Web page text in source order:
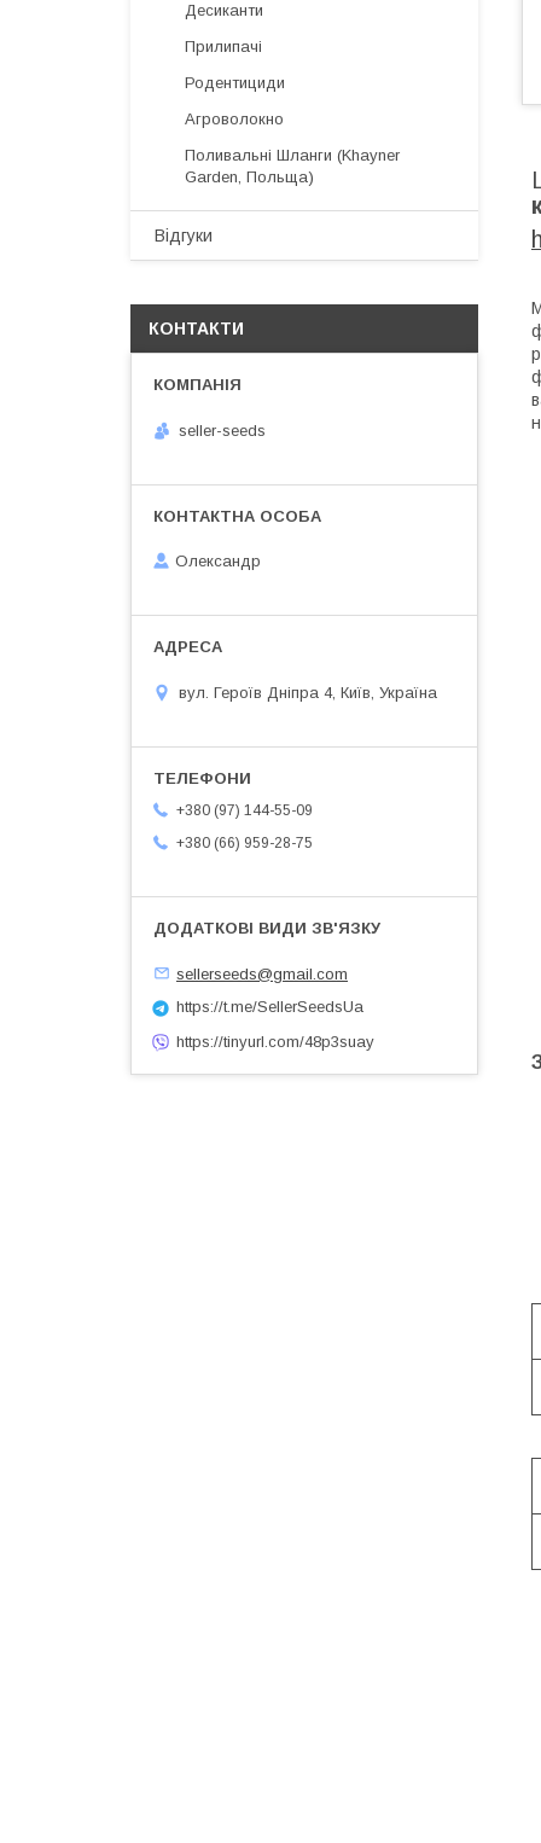
Десиканти
Прилипачі
Родентициди
Агроволокно
Поливальні Шланги (Khayner
Garden, Польща)
Відгуки
КОНТАКТИ
seller-seeds
Олександр
вул. Героїв Дніпра 4, Київ, Україна
+380 (97) 144-55-09
+380 (66) 959-28-75
sellerseeds@gmail.com
https://t.me/SellerSeedsUa
https://tinyurl.com/48p3suay